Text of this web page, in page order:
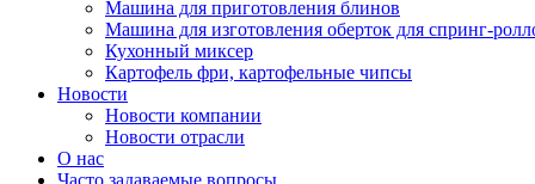
Машина для приготовления блинов
Машина для изготовления оберток для спринг-
Кухонный миксер
Картофель фри, картофельные чипсы
Новости
Новости компании
Новости отрасли
О нас
Часто задаваемые вопросы